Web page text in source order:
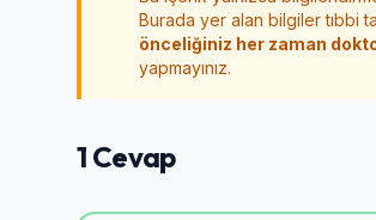
Burada yer alan bilgiler tıbbi
önceliğiniz her zaman
yapmayınız.
1 Cevap